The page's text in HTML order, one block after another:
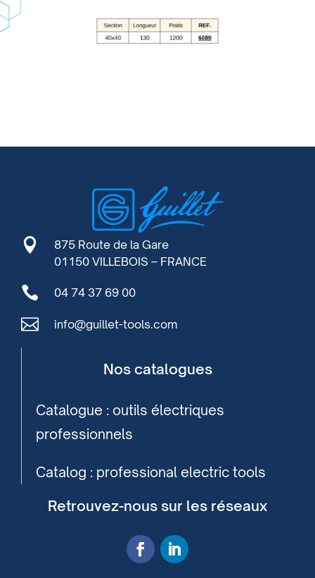

875 Route de la Gare
01150 VILLEBOIS – FRANCE
 04 74 37 69 00
 info@guillet-tools.com
Nos catalogues
Catalogue : outils électriques
professionnels
Catalog : professional electric tools
Retrouvez-nous sur les réseaux